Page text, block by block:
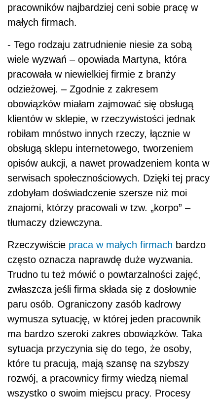
pracowników najbardziej ceni sobie pracę w
małych firmach.
- Tego rodzaju zatrudnienie niesie za sobą
wiele wyzwań – opowiada Martyna, która
pracowała w niewielkiej firmie z branży
odzieżowej. – Zgodnie z zakresem
obowiązków miałam zajmować się obsługą
klientów w sklepie, w rzeczywistości jednak
robiłam mnóstwo innych rzeczy, łącznie w
obsługą sklepu internetowego, tworzeniem
opisów aukcji, a nawet prowadzeniem konta w
serwisach społecznościowych. Dzięki tej pracy
zdobyłam doświadczenie szersze niż moi
znajomi, którzy pracowali w tzw. „korpo” –
tłumaczy dziewczyna.
Rzeczywiście praca w małych firmach bardzo
często oznacza naprawdę duże wyzwania.
Trudno tu też mówić o powtarzalności zajęć,
zwłaszcza jeśli firma składa się z dosłownie
paru osób. Ograniczony zasób kadrowy
wymusza sytuację, w której jeden pracownik
ma bardzo szeroki zakres obowiązków. Taka
sytuacja przyczynia się do tego, że osoby,
które tu pracują, mają szansę na szybszy
rozwój, a pracownicy firmy wiedzą niemal
wszystko o swoim miejscu pracy. Procesy